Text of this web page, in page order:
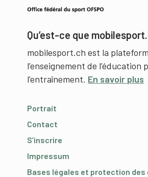
Qu’est-ce que
mobilesport.ch est la
l’enseignement de l’éducation
l’entraînement. En savoir plus
Portrait
Contact
S’inscrire
Impressum
Bases légales et protection des